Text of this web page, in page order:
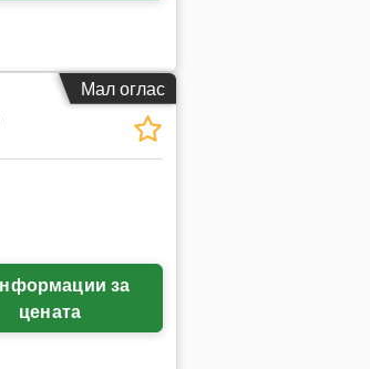
Мал оглас
цената